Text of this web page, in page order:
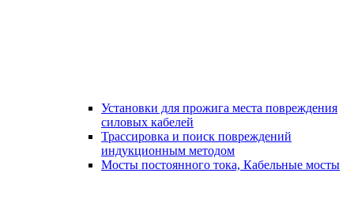
Установки для прожига места повреждения
силовых кабелей
Трассировка и поиск повреждений
индукционным методом
Мосты постоянного тока, Кабельные мосты